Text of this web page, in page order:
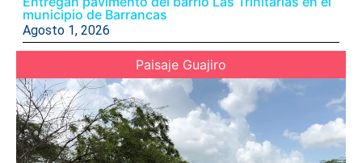
municipio de Barrancas
Agosto 1, 2026
Paisaje Guajiro